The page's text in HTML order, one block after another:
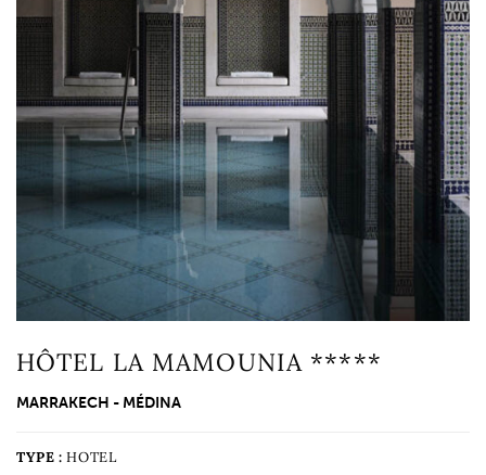
HÔTEL LA MAMOUNIA *****
MARRAKECH - MÉDINA
TYPE : HOTEL